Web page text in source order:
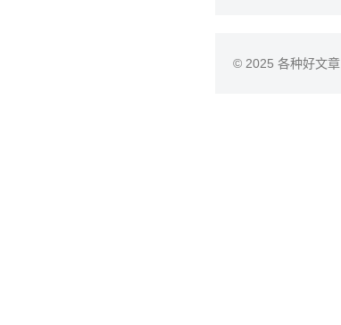
© 2025 各种好文章